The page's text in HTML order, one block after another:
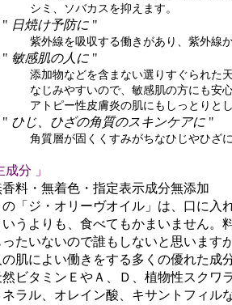
ソバカスを抑えます。
日焼け予防に "
吸収する働きがあり、紫外線から
敏感肌の人に "
どを含まない選りすぐられた天然
すいので、敏感肌の方にも安心して
性皮膚炎の肌にもしっとりとした
ひじ、ひざの角質のスキンケアに "
固くくすみがちなひじやひざに、よ
成分 」
無着色・指定表示成分無添加
・オリーヴオイル」は、口に入れ
りも、食べてもかまいません。料
ないので誰もしないと思います
よい働きをする多くの優れた成分
ミンＥやＡ、Ｄ、植物性スクワラ
、オレイン酸、キサントフィルな